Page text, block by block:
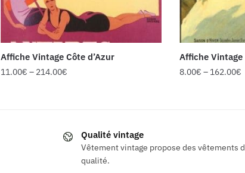
Affiche Vintage Côte d’Azur
11.00€ – 214.00€
Affiche Vintage
8.00€ – 162.00€
variations.
Qualité vintage
Vêtement vintage propose des vêtements
qualité.